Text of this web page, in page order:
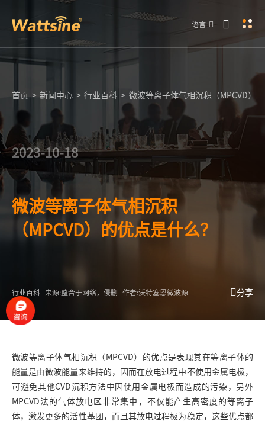
语言
首页 > 新闻中心 > 行业百科 > 微波等离子体气相沉积（MPCVD）
2023-10-18
微波等离子体气相沉积
（MPCVD）的优点是什么？
行业百科 来源:整合于网络，侵删 作者:沃特塞恩微波源 分享
微波等离子体气相沉积（MPCVD）的优点是表现其在等离子体的
能量是由微波能量来维持的，因而在放电过程中不使用金属电极，
可避免其他CVD沉积方法中因使用金属电极而造成的污染，另外
MPCVD法的气体放电区非常集中，不仅能产生高密度的等离子
体，激发更多的活性基团，而且其放电过程极为稳定，这些优点都